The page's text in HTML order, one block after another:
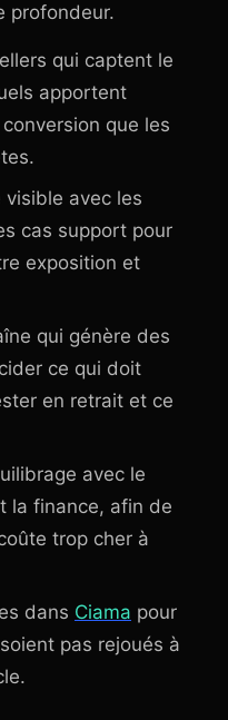
profondeur.
qui captent le
apportent
que les
avec les
cas support pour
exposition et
qui génère des
ce qui doit
en retrait et ce
avec le
la finance, afin de
trop cher à
dans Ciama pour
pas rejoués à